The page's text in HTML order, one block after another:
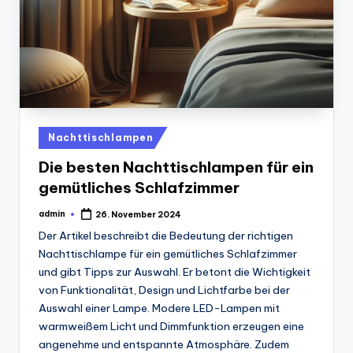
Posted
in
Nachttischlampen
Die besten Nachttischlampen für ein
gemütliches Schlafzimmer
Posted
admin 26. November 2024
Der Artikel beschreibt die Bedeutung der richtigen
Nachttischlampe für ein gemütliches Schlafzimmer
und gibt Tipps zur Auswahl. Er betont die Wichtigkeit
von Funktionalität, Design und Lichtfarbe bei der
Auswahl einer Lampe. Modere LED-Lampen mit
warmweißem Licht und Dimmfunktion erzeugen eine
angenehme und entspannte Atmosphäre. Zudem